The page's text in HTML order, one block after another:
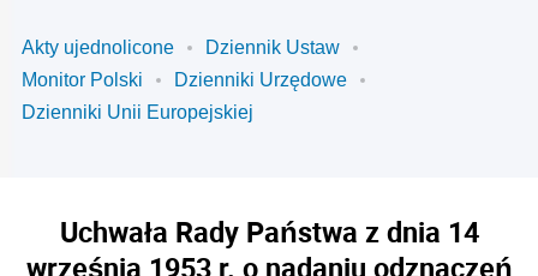
Akty ujednolicone
Dziennik Ustaw
Monitor Polski
Dzienniki Urzędowe
Dzienniki Unii Europejskiej
Uchwała Rady Państwa z dnia 14
września 1953 r. o nadaniu odznaczeń